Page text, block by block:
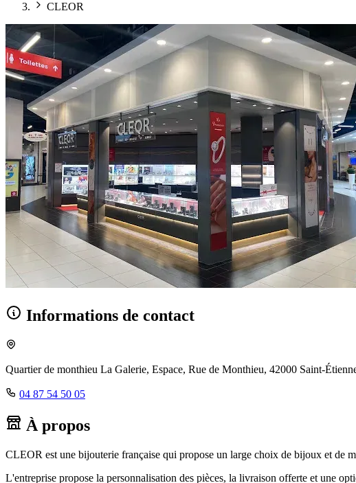
CLEOR
Informations de contact
Quartier de monthieu La Galerie, Espace, Rue de Monthieu, 42000 Saint-
04 87 54 50 05
À propos
CLEOR est une bijouterie française qui propose un large choix de bijoux et de
L'entreprise propose la personnalisation des pièces, la livraison offerte et une